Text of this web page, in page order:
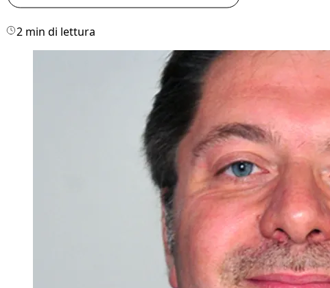
2 min di lettura